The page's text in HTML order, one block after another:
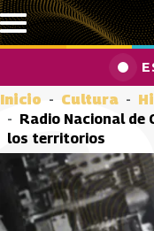
Pasar al contenido
Inicio Cultura
Radio Nacional de
los territorios